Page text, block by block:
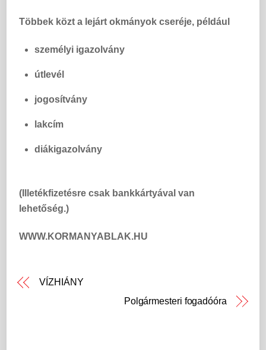
Többek közt a lejárt okmányok cseréje, például
személyi igazolvány
útlevél
jogosítvány
lakcím
diákigazolvány
(Illetékfizetésre csak bankkártyával van
lehetőség.)
WWW.KORMANYABLAK.HU
VÍZHIÁNY
Polgármesteri fogadóóra